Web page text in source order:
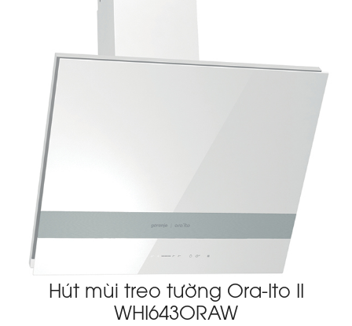
Hút mùi treo tường Ora-Ito II
WHI643ORAW